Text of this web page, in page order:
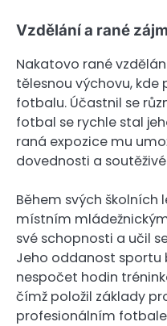
Vzdělání a rané
Nakatovo rané
tělesnou výchovu, kde
fotbalu. Účastnil se
fotbal se rychle stal
raná expozice mu
dovednosti a
Během svých školních
místním
své schopnosti a učil
Jeho oddanost sportu
nespočet hodin
čímž položil základy
profesionálním